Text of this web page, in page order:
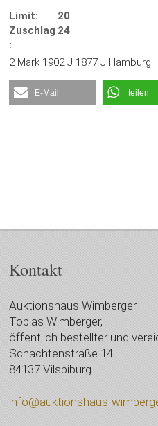
Limit:
20
Zuschlag
:
24
2 Mark 1902 J 1877 J Hamburg
E-Mail teilen
Kontakt
Auktionshaus Wimberger
Tobias Wimberger,
öffentlich bestellter und
Schachtenstraße 14
84137 Vilsbiburg
info@auktionshaus-